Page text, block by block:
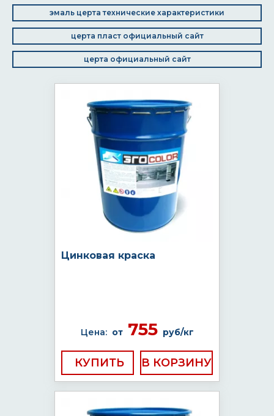
эмаль церта технические характеристики
церта пласт официальный сайт
церта официальный сайт
Цинковая краска
Цена: от755 руб/кг
КУПИТЬ